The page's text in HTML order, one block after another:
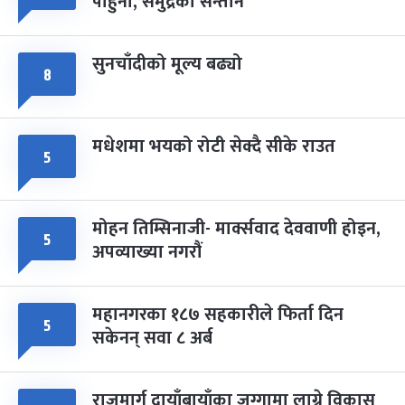
८ सुनचाँदीको मूल्य बढ्यो
५ मधेशमा भयको रोटी सेक्दै सीके राउत
५ मोहन तिम्सिनाजी- मार्क्सवाद देववाणी होइन,
अपव्याख्या नगरौं
५ महानगरका १८७ सहकारीले फिर्ता दिन
सकेनन् सवा ८ अर्ब